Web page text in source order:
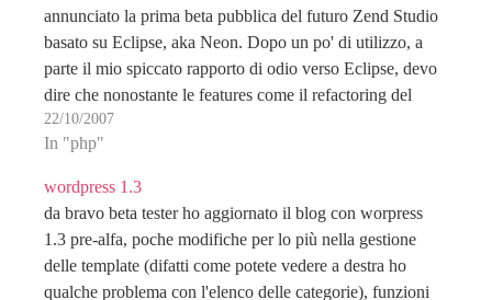
annunciato la prima beta pubblica del futuro Zend Studio
basato su Eclipse, aka Neon. Dopo un po' di utilizzo, a
parte il mio spiccato rapporto di odio verso Eclipse, devo
dire che nonostante le features come il refactoring del
codice,…
22/10/2007
In "php"
wordpress 1.3
da bravo beta tester ho aggiornato il blog con worpress
1.3 pre-alfa, poche modifiche per lo più nella gestione
delle template (difatti come potete vedere a destra ho
qualche problema con l'elenco delle categorie), funzioni